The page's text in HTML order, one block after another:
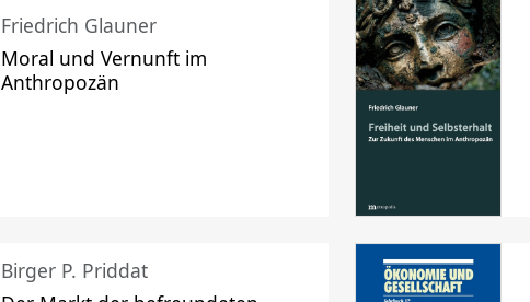
Friedrich Glauner
Moral und Vernunft im
Anthropozän
Birger P. Priddat